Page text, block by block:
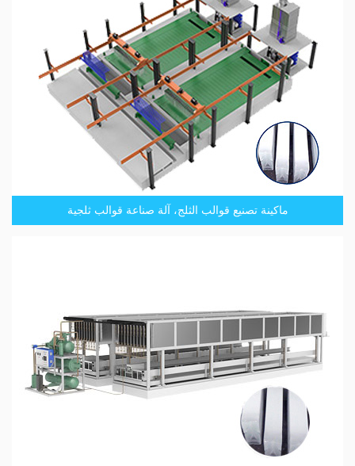
ماكينة تصنيع قوالب الثلج، آلة صناعة قوالب ثلجية